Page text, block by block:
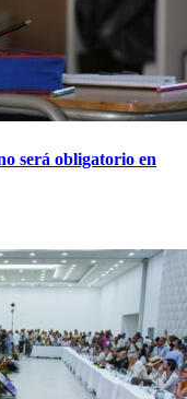
será obligatorio en